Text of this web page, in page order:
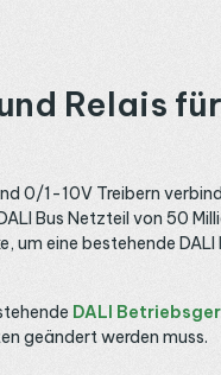
Relais
0/1-10V Treibern
Bus Netzteil von 50
um eine bestehende
DALI
geändert werden muss.